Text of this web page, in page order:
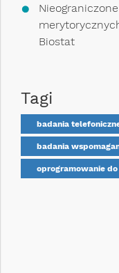
Biostat
Tagi
badania
badania
oprogramowanie